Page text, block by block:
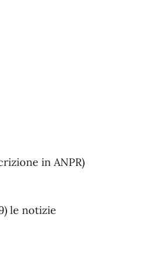
in ANPR)
le notizie